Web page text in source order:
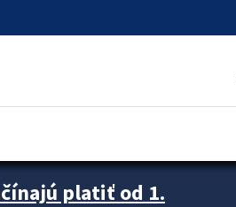
platiť od 1.